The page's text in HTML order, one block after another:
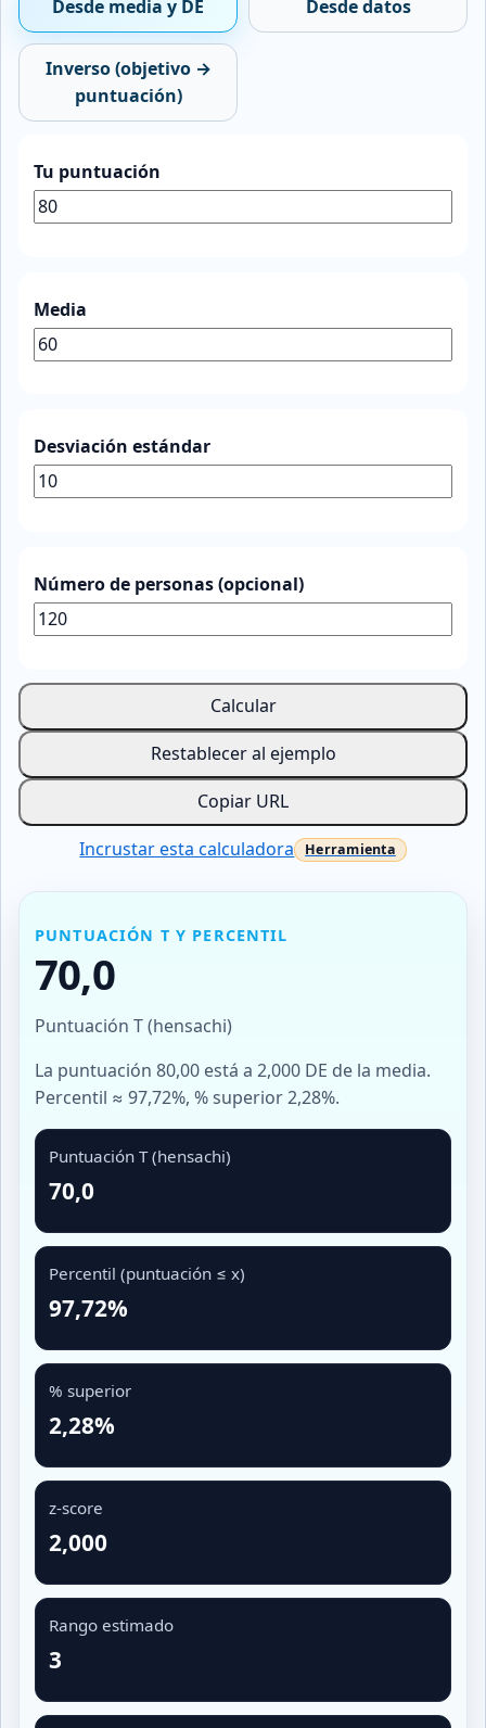
Desde media y DE Desde datos
Inverso (objetivo →
puntuación)
Tu puntuación
Media
Desviación estándar
Número de personas (opcional)
Calcular
Restablecer al ejemplo
Copiar URL
Incrustar esta calculadora
PUNTUACIÓN T Y PERCENTIL
70,0
Puntuación T (hensachi)
La puntuación 80,00 está a 2,000 DE de la media.
Percentil ≈ 97,72%, % superior 2,28%.
Puntuación T (hensachi)
70,0
Percentil (puntuación ≤ x)
97,72%
% superior
2,28%
z-score
2,000
Rango estimado
3